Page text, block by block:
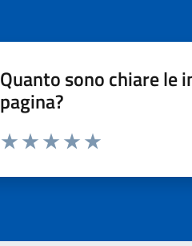
Quanto sono chiare le
pagina?